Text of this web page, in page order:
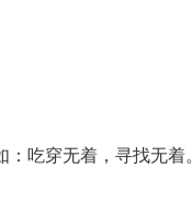
吃穿无着，寻找无着。